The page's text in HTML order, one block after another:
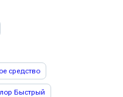
средство
Быстрый